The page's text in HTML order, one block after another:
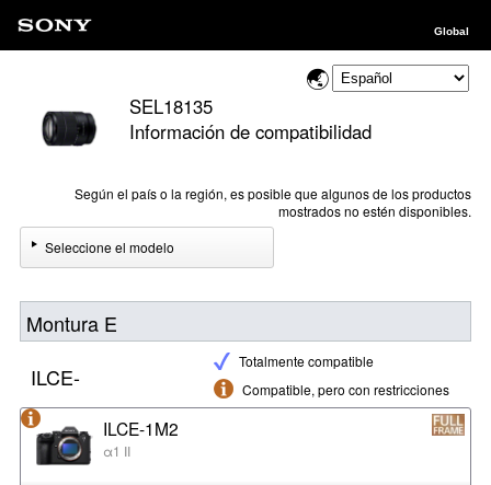
Global
SEL18135
Información de compatibilidad
Según el país o la región, es posible que algunos de los productos
mostrados no estén disponibles.
Seleccione el modelo
Montura E
Totalmente compatible
Compatible, pero con restricciones
ILCE-
ILCE-1M2
α1 II